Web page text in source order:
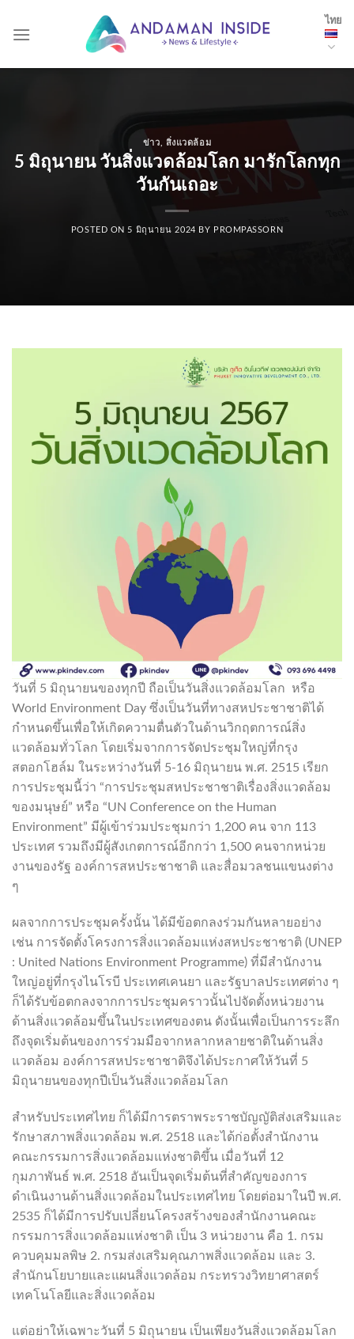
ไทย
ข่าว สิ่งแวดล้อม
5 มิถุนายน วันสิ่งแวดล้อมโลก มารักโลกทุก
วันกันเถอะ
POSTED ON5 มิถุนายน 2024 BY PROMPASSORN
วันที่ 5 มิถุนายนของทุกปี ถือเป็นวันสิ่งแวดล้อมโลก หรือ
World Environment Day ซึ่งเป็นวันที่ทางสหประชาชาติได้
กำหนดขึ้นเพื่อให้เกิดความตื่นตัวในด้านวิกฤตการณ์สิ่ง
แวดล้อมทั่วโลก โดยเริ่มจากการจัดประชุมใหญ่ที่กรุง
สตอกโฮล์ม ในระหว่างวันที่ 5-16 มิถุนายน พ.ศ. 2515 เรียก
การประชุมนี้ว่า “การประชุมสหประชาชาติเรื่องสิ่งแวดล้อม
ของมนุษย์” หรือ “UN Conference on the Human
Environment” มีผู้เข้าร่วมประชุมกว่า 1,200 คน จาก 113
ประเทศ รวมถึงมีผู้สังเกตการณ์อีกกว่า 1,500 คนจากหน่วย
งานของรัฐ องค์การสหประชาชาติ และสื่อมวลชนแขนงต่าง
ๆ
ผลจากการประชุมครั้งนั้น ได้มีข้อตกลงร่วมกันหลายอย่าง
เช่น การจัดตั้งโครงการสิ่งแวดล้อมแห่งสหประชาชาติ (UNEP
: United Nations Environment Programme) ที่มีสำนักงาน
ใหญ่อยู่ที่กรุงไนโรบี ประเทศเคนยา และรัฐบาลประเทศต่าง ๆ
ก็ได้รับข้อตกลงจากการประชุมคราวนั้นไปจัดตั้งหน่วยงาน
ด้านสิ่งแวดล้อมขึ้นในประเทศของตน ดังนั้นเพื่อเป็นการระลึก
ถึงจุดเริ่มต้นของการร่วมมือจากหลากหลายชาติในด้านสิ่ง
แวดล้อม องค์การสหประชาชาติจึงได้ประกาศให้วันที่ 5
มิถุนายนของทุกปีเป็นวันสิ่งแวดล้อมโลก
สำหรับประเทศไทย ก็ได้มีการตราพระราชบัญญัติส่งเสริมและ
รักษาสภาพสิ่งแวดล้อม พ.ศ. 2518 และได้ก่อตั้งสำนักงาน
คณะกรรมการสิ่งแวดล้อมแห่งชาติขึ้น เมื่อวันที่ 12
กุมภาพันธ์ พ.ศ. 2518 อันเป็นจุดเริ่มต้นที่สำคัญของการ
ดำเนินงานด้านสิ่งแวดล้อมในประเทศไทย โดยต่อมาในปี พ.ศ.
2535 ก็ได้มีการปรับเปลี่ยนโครงสร้างของสำนักงานคณะ
กรรมการสิ่งแวดล้อมแห่งชาติ เป็น 3 หน่วยงาน คือ 1. กรม
ควบคุมมลพิษ 2. กรมส่งเสริมคุณภาพสิ่งแวดล้อม และ 3.
สำนักนโยบายและแผนสิ่งแวดล้อม กระทรวงวิทยาศาสตร์
เทคโนโลยีและสิ่งแวดล้อม
แต่อย่าให้เฉพาะวันที่ 5 มิถุนายน เป็นเพียงวันสิ่งแวดล้อมโลก